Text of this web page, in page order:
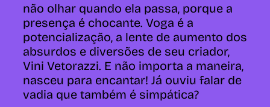
não olhar quando ela passa, porque a
presença é chocante. Voga é a
potencialização, a lente de aumento dos
absurdos e diversões de seu criador,
Vini Vetorazzi. E não importa a maneira,
nasceu para encantar! Já ouviu falar de
vadia que também é simpática?